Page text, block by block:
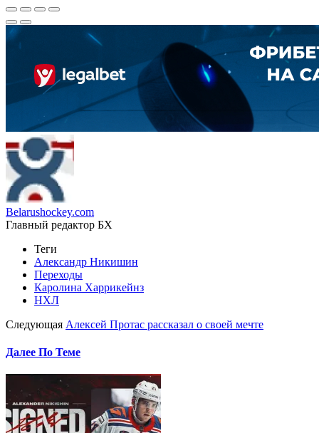
Belarushockey.com
Главный редактор БХ
Теги
Александр Никишин
Переходы
Каролина Харрикейнз
НХЛ
Следующая Алексей Протас рассказал о своей мечте
Далее По Теме